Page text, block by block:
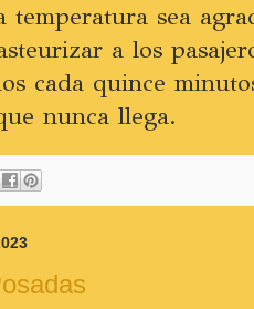
temperatura sea
a los
cada quince
nunca llega.